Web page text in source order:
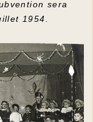
sera
1954.